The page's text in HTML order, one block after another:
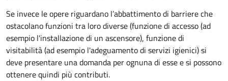
Se invece le opere riguardano l’abbattimento di barriere che
ostacolano funzioni tra loro diverse (funzione di accesso (ad
esempio l'installazione di un ascensore), funzione di
visitabilità (ad esempio l'adeguamento di servizi igienici) si
deve presentare una domanda per ognuna di esse e si possono
ottenere quindi più contributi.